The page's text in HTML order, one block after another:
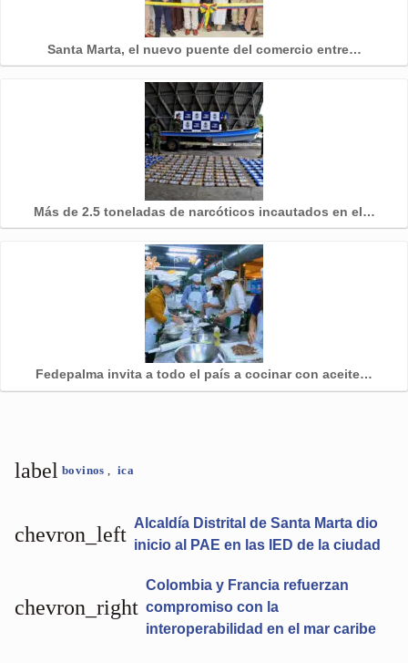
Santa Marta, el nuevo puente del comercio entre…
Más de 2.5 toneladas de narcóticos incautados en el…
Fedepalma invita a todo el país a cocinar con aceite…
label bovinos, ica
chevron_left Alcaldía Distrital de Santa Marta dio
inicio al PAE en las IED de la ciudad
Colombia y Francia refuerzan
compromiso con la
interoperabilidad en el mar caribe
chevron_right